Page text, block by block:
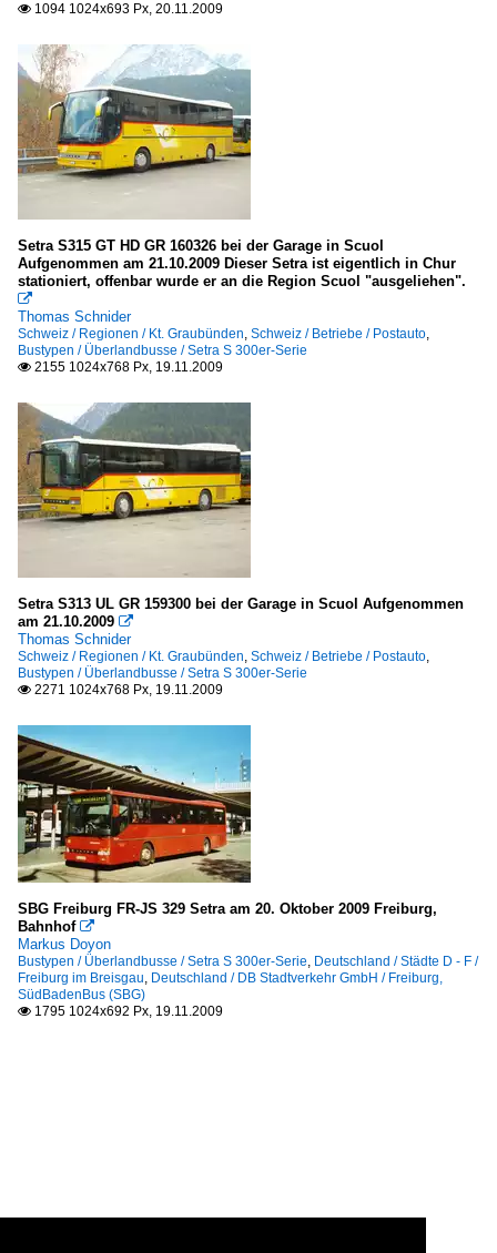
 1094 1024x693 Px, 20.11.2009
Setra S315 GT HD GR 160326 bei der Garage in Scuol
Aufgenommen am 21.10.2009 Dieser Setra ist eigentlich in Chur
stationiert, offenbar wurde er an die Region Scuol "ausgeliehen".

Thomas Schnider
Schweiz / Regionen / Kt. Graubünden Schweiz / Betriebe / Postauto
Bustypen / Überlandbusse / Setra S 300er-Serie
 2155 1024x768 Px, 19.11.2009
Setra S313 UL GR 159300 bei der Garage in Scuol Aufgenommen
am 21.10.2009 
Thomas Schnider
Schweiz / Regionen / Kt. Graubünden Schweiz / Betriebe / Postauto
Bustypen / Überlandbusse / Setra S 300er-Serie
 2271 1024x768 Px, 19.11.2009
SBG Freiburg FR-JS 329 Setra am 20. Oktober 2009 Freiburg,
Bahnhof 
Markus Doyon
Bustypen / Überlandbusse / Setra S 300er-Serie Deutschland / Städte D - F /
Freiburg im Breisgau Deutschland / DB Stadtverkehr GmbH / Freiburg,
SüdBadenBus (SBG)
 1795 1024x692 Px, 19.11.2009